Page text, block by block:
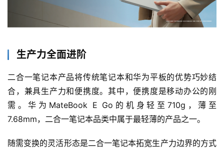
生产力全面进阶
二合一笔记本产品将传统笔记本和华为平板的优势巧妙结
合，兼具生产力和便携度。其中，便携度是移动办公的刚
需。华为MateBook E Go的机身轻至710g，薄至
7.68mm，二合一笔记本品类中属于最轻薄的产品之一。
随需变换的灵活形态是二合一笔记本拓宽生产力边界的方式